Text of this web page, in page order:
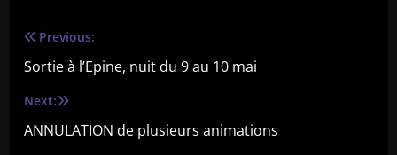
Navigation
de
l’article
Previous:
Sortie à l’Epine, nuit du 9 au 10 mai
Next:
ANNULATION de plusieurs animations